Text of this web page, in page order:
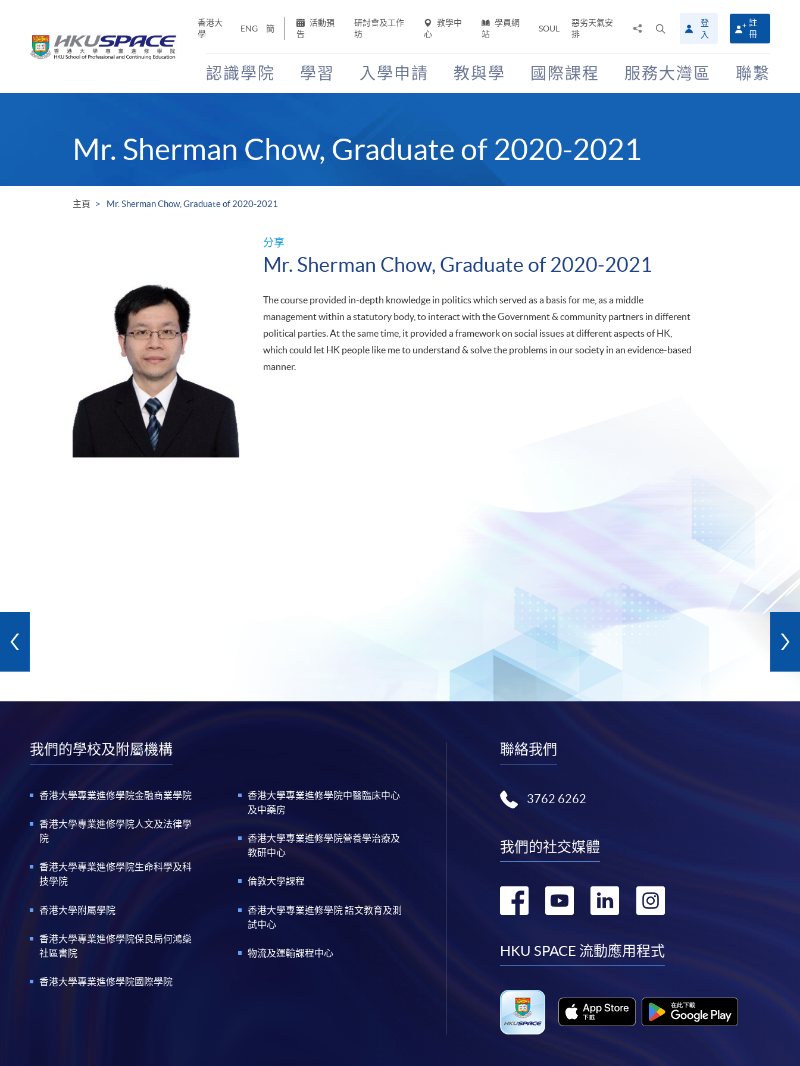
香港大
學
ENG 簡
活動預
告
研討會及工作
坊
教學中
心
學員網
站
SOUL
惡劣天氣安
排
搜
尋
介
面
登
入
註
冊
認識學院 學習 入學申請 教與學 國際課程 服務大灣區 聯繫
Mr. Sherman Chow, Graduate of 2020-2021
主頁 Mr. Sherman Chow, Graduate of 2020-2021
分享
Mr. Sherman Chow, Graduate of 2020-2021
The course provided in-depth knowledge in politics which served as a basis for me, as a middle
management within a statutory body, to interact with the Government & community partners in different
political parties. At the same time, it provided a framework on social issues at different aspects of HK,
which could let HK people like me to understand & solve the problems in our society in an evidence-based
manner.
我們的學校及附屬機構
香港大學專業進修學院金融商業學院
香港大學專業進修學院人文及法律學
院
香港大學專業進修學院生命科學及科
技學院
香港大學附屬學院
香港大學專業進修學院保良局何鴻燊
社區書院
香港大學專業進修學院國際學院
香港大學專業進修學院中醫臨床中心
及中藥房
香港大學專業進修學院營養學治療及
教研中心
倫敦大學課程
香港大學專業進修學院 語文教育及測
試中心
物流及運輸課程中心
聯絡我們
3762 6262
我們的社交媒體
轉
facebook
轉
youtube
轉
linkedin
轉
instagram
HKU SPACE 流動應用程式